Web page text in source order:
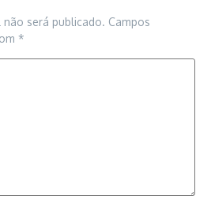
não será publicado. Campos
*